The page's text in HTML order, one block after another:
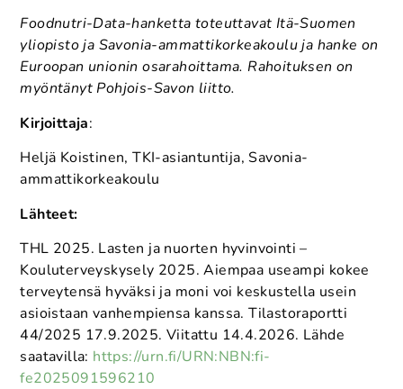
Foodnutri-Data-hanketta toteuttavat Itä-Suomen
yliopisto ja Savonia-ammattikorkeakoulu ja hanke on
Euroopan unionin osarahoittama. Rahoituksen on
myöntänyt Pohjois-Savon liitto.
Kirjoittaja:
Heljä Koistinen, TKI-asiantuntija, Savonia-
ammattikorkeakoulu
Lähteet:
THL 2025. Lasten ja nuorten hyvinvointi –
Kouluterveyskysely 2025. Aiempaa useampi kokee
terveytensä hyväksi ja moni voi keskustella usein
asioistaan vanhempiensa kanssa. Tilastoraportti
44/2025 17.9.2025. Viitattu 14.4.2026. Lähde
saatavilla: https://urn.fi/URN:NBN:fi-
fe2025091596210